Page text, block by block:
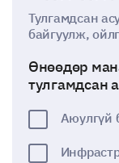
Тулгамдсан
байгуулж,
Өнөөдөр
тулгамдсан
Аюулгүй